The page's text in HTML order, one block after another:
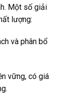
Một số giải
lượng:
và phân bổ
vững, có giá